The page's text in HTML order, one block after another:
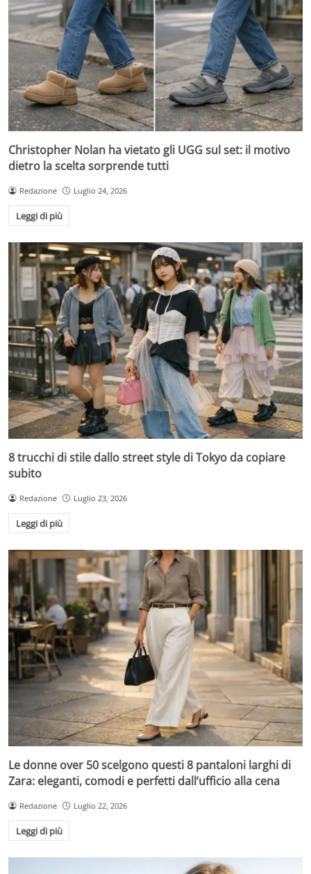
Christopher Nolan ha vietato gli UGG sul set: il motivo
dietro la scelta sorprende tutti
Redazione Luglio 24, 2026
Leggi di più
8 trucchi di stile dallo street style di Tokyo da copiare
subito
Redazione Luglio 23, 2026
Leggi di più
Le donne over 50 scelgono questi 8 pantaloni larghi di
Zara: eleganti, comodi e perfetti dall’ufficio alla cena
Redazione Luglio 22, 2026
Leggi di più